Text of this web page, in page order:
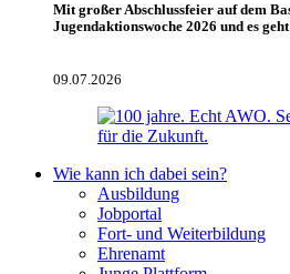
Mit großer Abschlussfeier auf dem
Jugendaktionswoche 2026 und es
09.07.2026
Wie kann ich dabei sein?
Ausbildung
Jobportal
Fort- und Weiterbildung
Ehrenamt